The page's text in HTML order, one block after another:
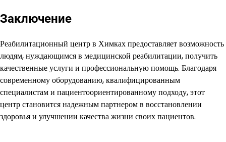
Заключение
Реабилитационный центр в Химках предоставляет возможность
людям, нуждающимся в медицинской реабилитации, получить
качественные услуги и профессиональную помощь. Благодаря
современному оборудованию, квалифицированным
специалистам и пациентоориентированному подходу, этот
центр становится надежным партнером в восстановлении
здоровья и улучшении качества жизни своих пациентов.